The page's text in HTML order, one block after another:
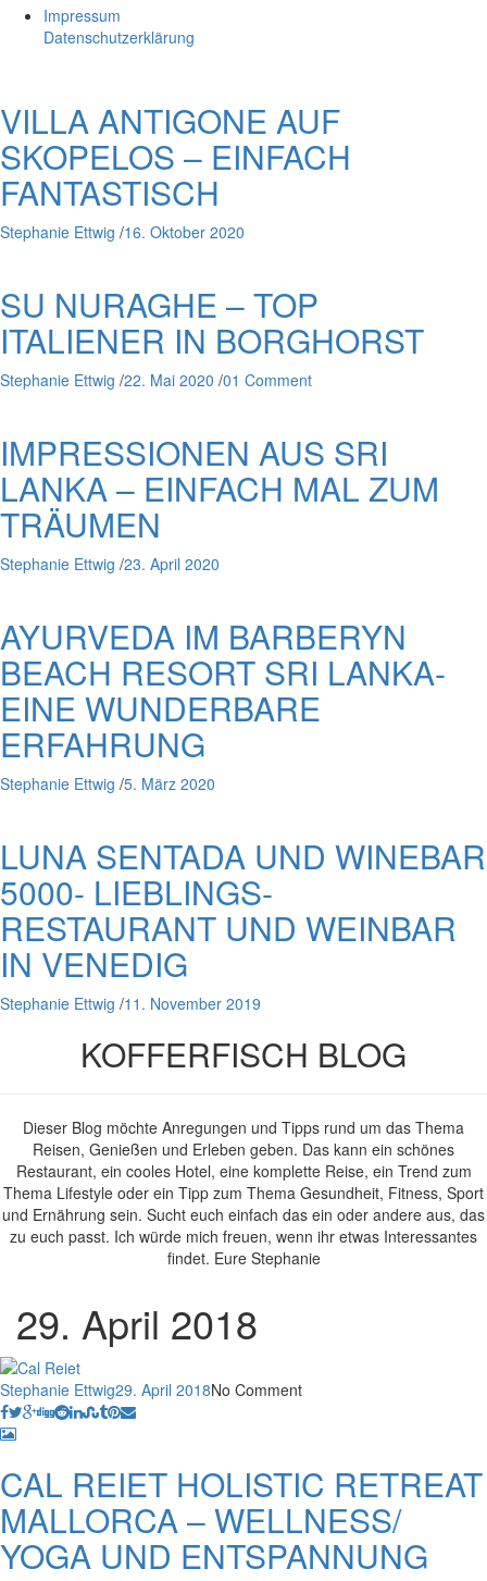
Impressum
Datenschutzerklärung
VILLA ANTIGONE AUF
SKOPELOS – EINFACH
FANTASTISCH
Stephanie Ettwig /16. Oktober 2020
SU NURAGHE – TOP
ITALIENER IN BORGHORST
Stephanie Ettwig /22. Mai 2020 /01 Comment
IMPRESSIONEN AUS SRI
LANKA – EINFACH MAL ZUM
TRÄUMEN
Stephanie Ettwig /23. April 2020
AYURVEDA IM BARBERYN
BEACH RESORT SRI LANKA-
EINE WUNDERBARE
ERFAHRUNG
Stephanie Ettwig /5. März 2020
LUNA SENTADA UND WINEBAR
5000- LIEBLINGS-
RESTAURANT UND WEINBAR
IN VENEDIG
Stephanie Ettwig /11. November 2019
KOFFERFISCH BLOG
Dieser Blog möchte Anregungen und Tipps rund um das Thema
Reisen, Genießen und Erleben geben. Das kann ein schönes
Restaurant, ein cooles Hotel, eine komplette Reise, ein Trend zum
Thema Lifestyle oder ein Tipp zum Thema Gesundheit, Fitness, Sport
und Ernährung sein. Sucht euch einfach das ein oder andere aus, das
zu euch passt. Ich würde mich freuen, wenn ihr etwas Interessantes
findet. Eure Stephanie
29. April 2018
Stephanie Ettwig29. April 2018No Comment
CAL REIET HOLISTIC RETREAT
MALLORCA – WELLNESS/
YOGA UND ENTSPANNUNG